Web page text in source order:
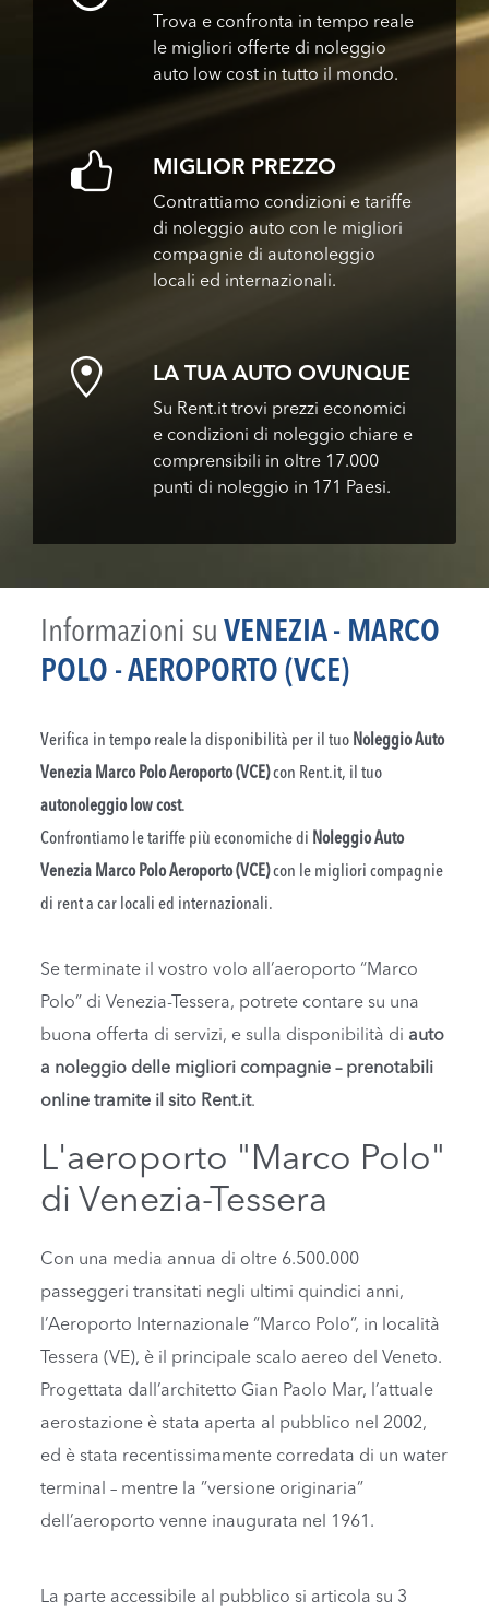
Trova e confronta in tempo reale
le migliori offerte di noleggio
auto low cost in tutto il mondo.
MIGLIOR PREZZO
Contrattiamo condizioni e tariffe
di noleggio auto con le migliori
compagnie di autonoleggio
locali ed internazionali.
LA TUA AUTO OVUNQUE
Su Rent.it trovi prezzi economici
e condizioni di noleggio chiare e
comprensibili in oltre 17.000
punti di noleggio in 171 Paesi.
Informazioni su VENEZIA - MARCO
POLO - AEROPORTO (VCE)
Verifica in tempo reale la disponibilità per il tuo Noleggio Auto
Venezia Marco Polo Aeroporto (VCE)con Rent.it, il tuo
autonoleggio low cost.
Confrontiamo le tariffe più economiche di Noleggio Auto
Venezia Marco Polo Aeroporto (VCE)con le migliori compagnie
di rent a car locali ed internazionali.
Se terminate il vostro volo all’aeroporto “Marco
Polo” di Venezia-Tessera, potrete contare su una
buona offerta di servizi, e sulla disponibilità di auto
a noleggio delle migliori compagnie – prenotabili
online tramite il sito Rent.it.
L'aeroporto "Marco Polo"
di Venezia-Tessera
Con una media annua di oltre 6.500.000
passeggeri transitati negli ultimi quindici anni,
l’Aeroporto Internazionale “Marco Polo”, in località
Tessera (VE), è il principale scalo aereo del Veneto.
Progettata dall’architetto Gian Paolo Mar, l’attuale
aerostazione è stata aperta al pubblico nel 2002,
ed è stata recentissimamente corredata di un water
terminal – mentre la ”versione originaria”
dell’aeroporto venne inaugurata nel 1961.
La parte accessibile al pubblico si articola su 3